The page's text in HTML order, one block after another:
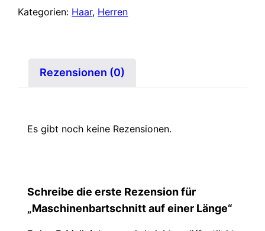
Menge
Kategorien: Haar, Herren
Rezensionen (0)
Es gibt noch keine Rezensionen.
Schreibe die erste Rezension für
„Maschinenbartschnitt auf einer Länge“